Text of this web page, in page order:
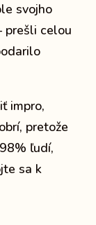
svojho
prešli celou
impro,
pretože
ľudí,
sa k